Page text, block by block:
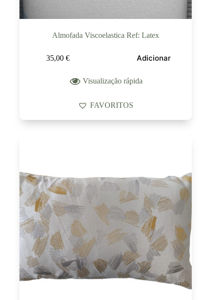
Almofada Viscoelastica Ref: Latex
35,00 € Adicionar
Visualização rápida
FAVORITOS